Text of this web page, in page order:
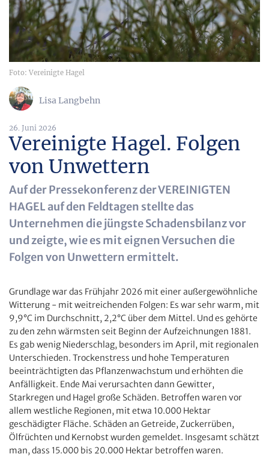
Foto: Vereinigte Hagel
Lisa Langbehn
26. Juni 2026
Vereinigte Hagel. Folgen
von Unwettern
Auf der Pressekonferenz der VEREINIGTEN
HAGEL auf den Feldtagen stellte das
Unternehmen die jüngste Schadensbilanz vor
und zeigte, wie es mit eignen Versuchen die
Folgen von Unwettern ermittelt.
Grundlage war das Frühjahr 2026 mit einer außergewöhnliche
Witterung - mit weitreichenden Folgen: Es war sehr warm, mit
9,9°C im Durchschnitt, 2,2°C über dem Mittel. Und es gehörte
zu den zehn wärmsten seit Beginn der Aufzeichnungen 1881.
Es gab wenig Niederschlag, besonders im April, mit regionalen
Unterschieden. Trockenstress und hohe Temperaturen
beeinträchtigten das Pflanzenwachstum und erhöhten die
Anfälligkeit. Ende Mai verursachten dann Gewitter,
Starkregen und Hagel große Schäden. Betroffen waren vor
allem westliche Regionen, mit etwa 10.000 Hektar
geschädigter Fläche. Schäden an Getreide, Zuckerrüben,
Ölfrüchten und Kernobst wurden gemeldet. Insgesamt schätzt
man, dass 15.000 bis 20.000 Hektar betroffen waren.